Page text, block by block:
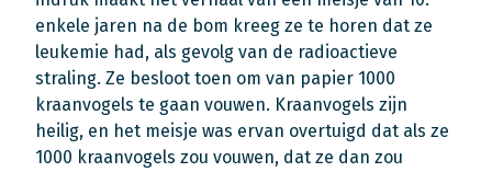
enkele jaren na de bom kreeg ze te horen dat ze
leukemie had, als gevolg van de radioactieve
straling. Ze besloot toen om van papier 1000
kraanvogels te gaan vouwen. Kraanvogels zijn
heilig, en het meisje was ervan overtuigd dat als ze
1000 kraanvogels zou vouwen, dat ze dan zou